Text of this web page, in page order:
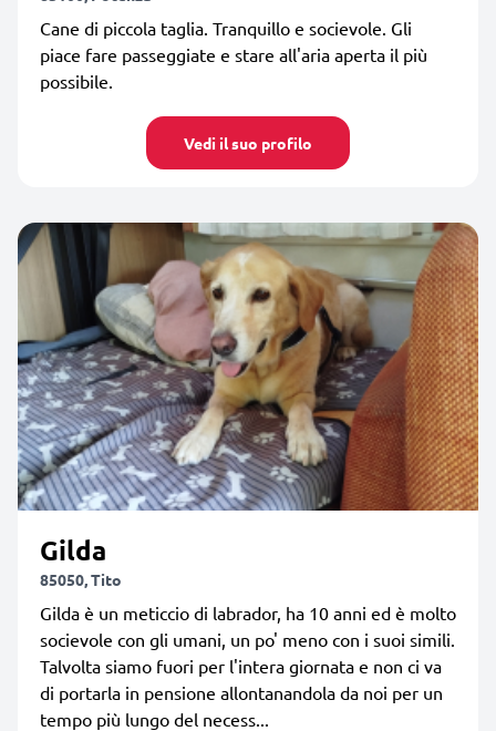
Cane di piccola taglia. Tranquillo e socievole. Gli
piace fare passeggiate e stare all'aria aperta il più
possibile.
Vedi il suo profilo
Gilda
85050, Tito
Gilda è un meticcio di labrador, ha 10 anni ed è molto
socievole con gli umani, un po' meno con i suoi simili.
Talvolta siamo fuori per l'intera giornata e non ci va
di portarla in pensione allontanandola da noi per un
tempo più lungo del necess...